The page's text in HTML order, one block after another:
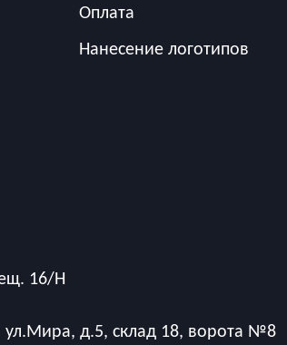
Оплата
Нанесение логотипов
16/Н
ул.Мира, д.5, склад 18, ворота №8